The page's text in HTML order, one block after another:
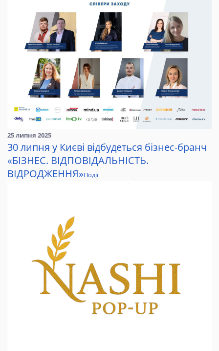
25 липня 2025
30 липня у Києві відбудеться бізнес-бранч
«БІЗНЕС. ВІДПОВІДАЛЬНІСТЬ.
ВІДРОДЖЕННЯ»Події